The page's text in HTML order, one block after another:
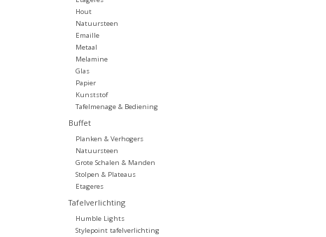
Hout
Natuursteen
Emaille
Metaal
Melamine
Glas
Papier
Kunststof
Tafelmenage & Bediening
Buffet
Planken & Verhogers
Natuursteen
Grote Schalen & Manden
Stolpen & Plateaus
Etageres
Tafelverlichting
Humble Lights
Stylepoint tafelverlichting